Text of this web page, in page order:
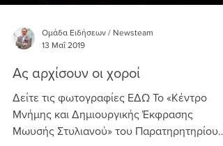
Ομάδα Ειδήσεων / Newsteam
13 Μαΐ 2019
Ας αρχίσουν οι χοροί
Δείτε τις φωτογραφίες ΕΔΩ Το «Κέντρο
Μνήμης και Δημιουργικής Έκφρασης
Μωυσής Στυλιανού» του Παρατηρητηρίου